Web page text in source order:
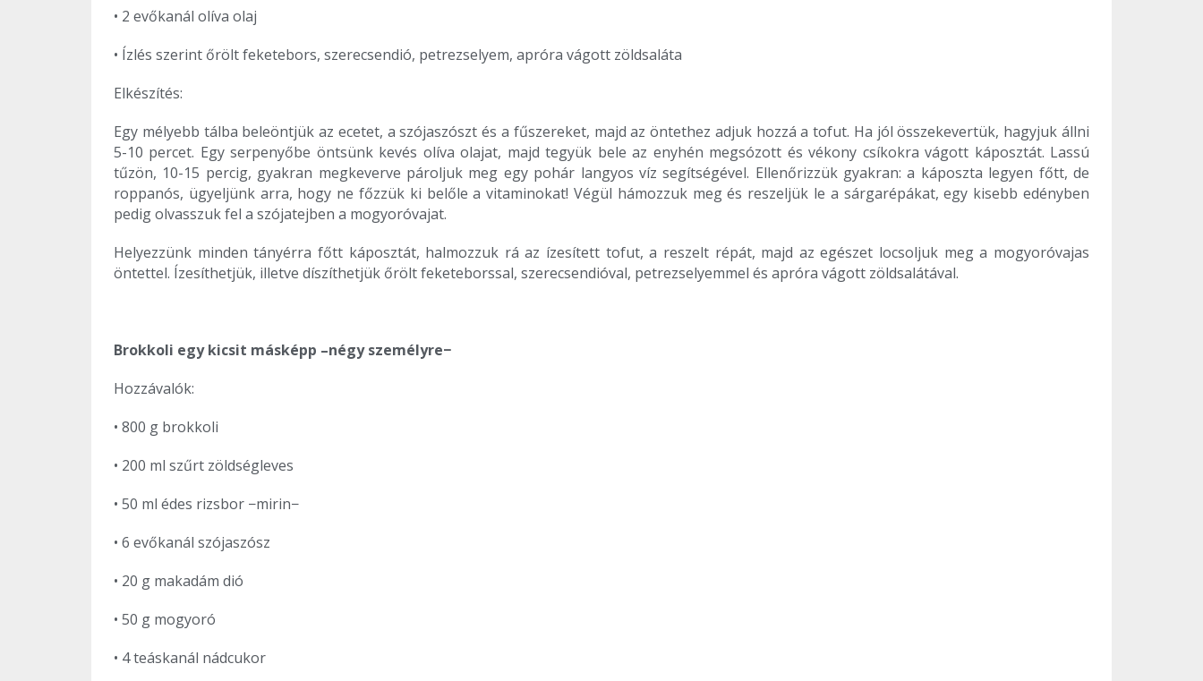
• 2 evőkanál olíva olaj
• Ízlés szerint őrölt feketebors, szerecsendió, petrezselyem, apróra vágott zöldsaláta
Elkészítés:
Egy mélyebb tálba beleöntjük az ecetet, a szójaszószt és a fűszereket, majd az öntethez adjuk hozzá a tofut. Ha jól összekevertük, hagyjuk állni
5-10 percet. Egy serpenyőbe öntsünk kevés olíva olajat, majd tegyük bele az enyhén megsózott és vékony csíkokra vágott káposztát. Lassú
tűzön, 10-15 percig, gyakran megkeverve pároljuk meg egy pohár langyos víz segítségével. Ellenőrizzük gyakran: a káposzta legyen főtt, de
roppanós, ügyeljünk arra, hogy ne főzzük ki belőle a vitaminokat! Végül hámozzuk meg és reszeljük le a sárgarépákat, egy kisebb edényben
pedig olvasszuk fel a szójatejben a mogyoróvajat.
Helyezzünk minden tányérra főtt káposztát, halmozzuk rá az ízesített tofut, a reszelt répát, majd az egészet locsoljuk meg a mogyoróvajas
öntettel. Ízesíthetjük, illetve díszíthetjük őrölt feketeborssal, szerecsendióval, petrezselyemmel és apróra vágott zöldsalátával.
Brokkoli egy kicsit másképp –négy személyre−
Hozzávalók:
• 800 g brokkoli
• 200 ml szűrt zöldségleves
• 50 ml édes rizsbor −mirin−
• 6 evőkanál szójaszósz
• 20 g makadám dió
• 50 g mogyoró
• 4 teáskanál nádcukor